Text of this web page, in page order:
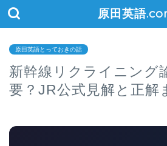
原田英語
原田英語とっておきの話
新幹線リクライニング
要？JR公式見解と正解